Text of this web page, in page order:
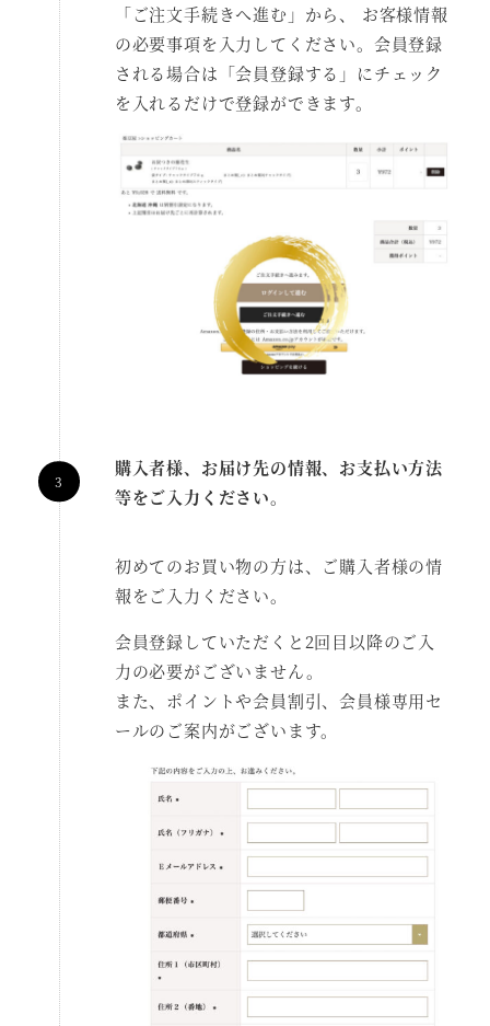
「ご注文手続きへ進む」から、 お客様情報
の必要事項を入力してください。会員登録
される場合は「会員登録する」にチェック
を入れるだけで登録ができます。
購入者様、お届け先の情報、お支払い方法
等をご入力ください。
初めてのお買い物の方は、ご購入者様の情
報をご入力ください。
会員登録していただくと2回目以降のご入
力の必要がございません。
また、ポイントや会員割引、会員様専用セ
ールのご案内がございます。